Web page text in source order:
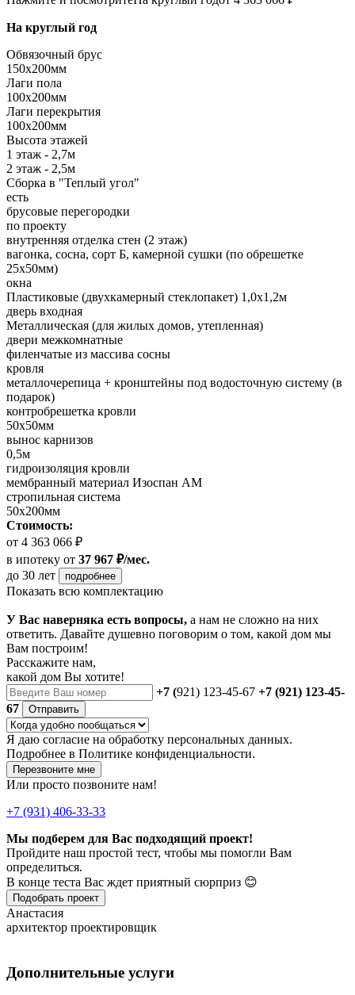
На круглый год
Обвязочный брус
150х200мм
Лаги пола
100х200мм
Лаги перекрытия
100х200мм
Высота этажей
1 этаж - 2,7м
2 этаж - 2,5м
Сборка в "Теплый угол"
есть
брусовые перегородки
по проекту
внутренняя отделка стен (2 этаж)
вагонка, сосна, сорт Б, камерной сушки (по обрешетке
25х50мм)
окна
Пластиковые (двухкамерный стеклопакет) 1,0х1,2м
дверь входная
Металлическая (для жилых домов, утепленная)
двери межкомнатные
филенчатые из массива сосны
кровля
металлочерепица + кронштейны под водосточную систему (в
подарок)
контробрешетка кровли
50х50мм
вынос карнизов
0,5м
гидроизоляция кровли
мембранный материал Изоспан АМ
стропильная система
50х200мм
Стоимость:
от 4 363 066 ₽
в ипотеку от 37 967 ₽/мес.
до 30 лет
подробнее
Показать всю комплектацию
У Вас наверняка есть вопросы, а нам не сложно на них
ответить. Давайте душевно поговорим о том, какой дом мы
Вам построим!
Расскажите нам,
какой дом Вы хотите!
+7 (921) 123-45-67 +7 (921) 123-45-
67
Отправить
Я даю согласие на обработку персональных данных.
Подробнее в Политике конфиденциальности.
Перезвоните мне
Или просто позвоните нам!
+7 (931) 406-33-33
Мы подберем для Вас подходящий проект!
Пройдите наш простой тест, чтобы мы помогли Вам
определиться.
В конце теста Вас ждет приятный сюрприз 😊
Подобрать проект
Анастасия
архитектор проектировщик
Дополнительные услуги